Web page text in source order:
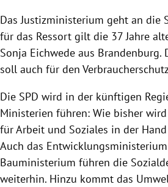
Das Justizministerium geht an die
für das Ressort gilt die 37 Jahre
Sonja Eichwede aus Brandenburg.
soll auch für den
Die SPD wird in der künftigen
Ministerien führen: Wie bisher
für Arbeit und Soziales in der Hand
Auch das
Bauministerium führen die
weiterhin. Hinzu kommt das